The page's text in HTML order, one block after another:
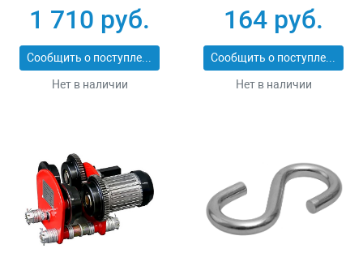
PROFESSIONAL
40564-8
1 710 руб.
Сообщить о поступлении
Нет в наличии
покрытием размер
XL Зубр 11260-XL
164 руб.
Сообщить о поступлении
Нет в наличии